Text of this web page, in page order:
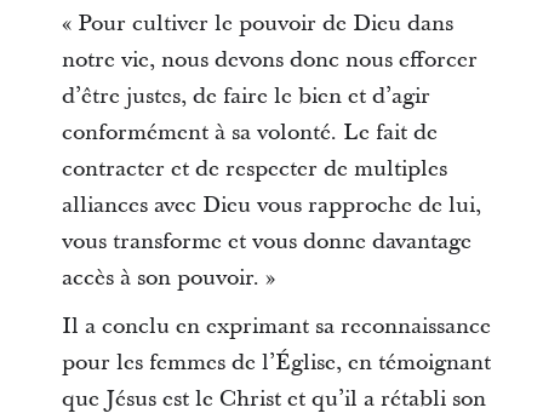
« Pour cultiver le pouvoir de Dieu dans
notre vie, nous devons donc nous efforcer
d’être justes, de faire le bien et d’agir
conformément à sa volonté. Le fait de
contracter et de respecter de multiples
alliances avec Dieu vous rapproche de lui,
vous transforme et vous donne davantage
accès à son pouvoir. »
Il a conclu en exprimant sa reconnaissance
pour les femmes de l’Église, en témoignant
que Jésus est le Christ et qu’il a rétabli son